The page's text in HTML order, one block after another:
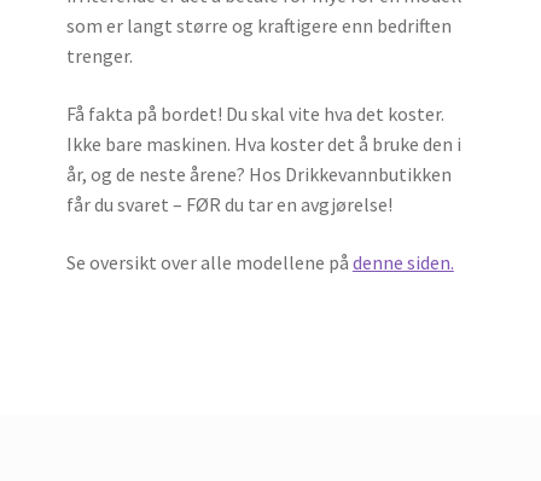
som er langt større og kraftigere enn bedriften
trenger.
Få fakta på bordet! Du skal vite hva det koster.
Ikke bare maskinen. Hva koster det å bruke den i
år, og de neste årene? Hos Drikkevannbutikken
får du svaret – FØR du tar en avgjørelse!
Se oversikt over alle modellene på denne siden.